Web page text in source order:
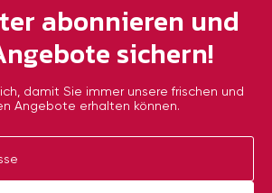
abonnieren und
sichern!
damit Sie immer unsere frischen und
Angebote erhalten können.